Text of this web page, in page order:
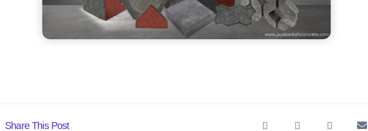
Share This Post